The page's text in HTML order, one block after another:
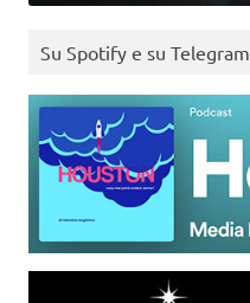
Su Spotify e su Telegram